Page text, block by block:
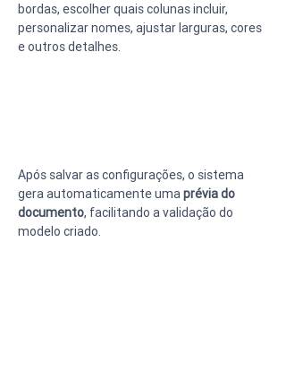
bordas, escolher quais colunas incluir,
personalizar nomes, ajustar larguras, cores
e outros detalhes.
Após salvar as configurações, o sistema
gera automaticamente uma prévia do
documento, facilitando a validação do
modelo criado.